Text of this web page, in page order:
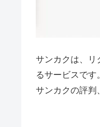
サンカクは、リ
るサービスです。
サンカクの評判